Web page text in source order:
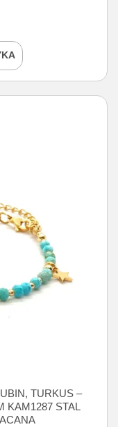
TURKUS –
KAM1287 STAL